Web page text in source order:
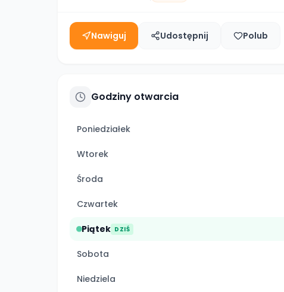
Nawiguj Udostępnij Polub
Godziny otwarcia
Poniedziałek
Wtorek
Środa
Czwartek
Piątek DZIŚ
Sobota
Niedziela